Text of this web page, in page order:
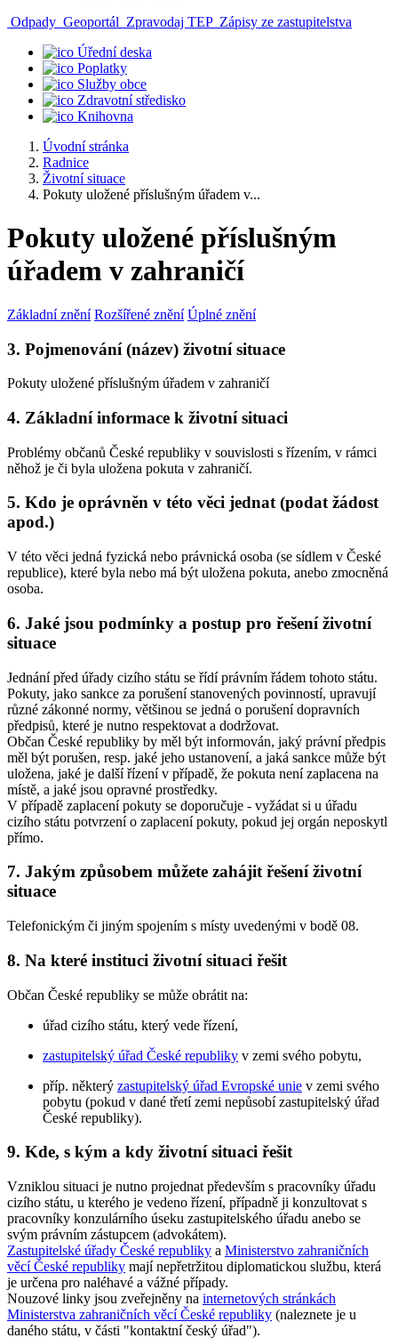
Odpady Geoportál Zpravodaj TEP Zápisy ze zastupitelstva
Úřední deska
Poplatky
Služby obce
Zdravotní středisko
Knihovna
Úvodní stránka
Radnice
Životní situace
Pokuty uložené příslušným úřadem v...
Pokuty uložené příslušným
úřadem v zahraničí
Základní znění Rozšířené znění Úplné znění
3. Pojmenování (název) životní situace
Pokuty uložené příslušným úřadem v zahraničí
4. Základní informace k životní situaci
Problémy občanů České republiky v souvislosti s řízením, v rámci
něhož je či byla uložena pokuta v zahraničí.
5. Kdo je oprávněn v této věci jednat (podat žádost
apod.)
V této věci jedná fyzická nebo právnická osoba (se sídlem v České
republice), které byla nebo má být uložena pokuta, anebo zmocněná
osoba.
6. Jaké jsou podmínky a postup pro řešení životní
situace
Jednání před úřady cizího státu se řídí právním řádem tohoto státu.
Pokuty, jako sankce za porušení stanovených povinností, upravují
různé zákonné normy, většinou se jedná o porušení dopravních
předpisů, které je nutno respektovat a dodržovat.
Občan České republiky by měl být informován, jaký právní předpis
měl být porušen, resp. jaké jeho ustanovení, a jaká sankce může být
uložena, jaké je další řízení v případě, že pokuta není zaplacena na
místě, a jaké jsou opravné prostředky.
V případě zaplacení pokuty se doporučuje - vyžádat si u úřadu
cizího státu potvrzení o zaplacení pokuty, pokud jej orgán neposkytl
přímo.
7. Jakým způsobem můžete zahájit řešení životní
situace
Telefonickým či jiným spojením s místy uvedenými v bodě 08.
8. Na které instituci životní situaci řešit
Občan České republiky se může obrátit na:
úřad cizího státu, který vede řízení,
zastupitelský úřad České republiky v zemi svého pobytu,
příp. některý zastupitelský úřad Evropské unie v zemi svého
pobytu (pokud v dané třetí zemi nepůsobí zastupitelský úřad
České republiky).
9. Kde, s kým a kdy životní situaci řešit
Vzniklou situaci je nutno projednat především s pracovníky úřadu
cizího státu, u kterého je vedeno řízení, případně ji konzultovat s
pracovníky konzulárního úseku zastupitelského úřadu anebo se
svým právním zástupcem (advokátem).
Zastupitelské úřady České republiky a Ministerstvo zahraničních
věcí České republiky mají nepřetržitou diplomatickou službu, která
je určena pro naléhavé a vážné případy.
Nouzové linky jsou zveřejněny na internetových stránkách
Ministerstva zahraničních věcí České republiky (naleznete je u
daného státu, v části "kontaktní český úřad").